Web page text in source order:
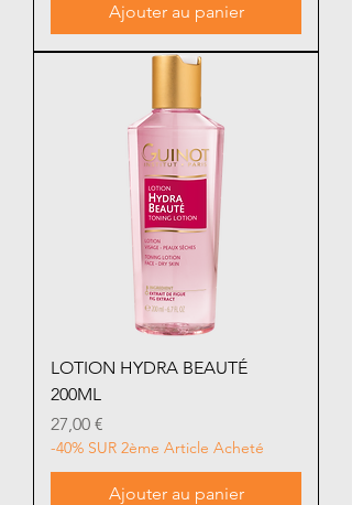
Ajouter au panier
LOTION HYDRA BEAUTÉ
200ML
Prix
27,00 €
-40% SUR 2ème Article Acheté
Ajouter au panier